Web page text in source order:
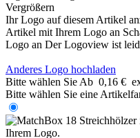
Vergrößern
Ihr Logo auf diesem Artikel
Artikel mit Ihrem Logo an
Logo an Der Logoview ist
Anderes Logo hochladen
Bitte wählen Sie Ab 0,16 €
Bitte wählen Sie eine